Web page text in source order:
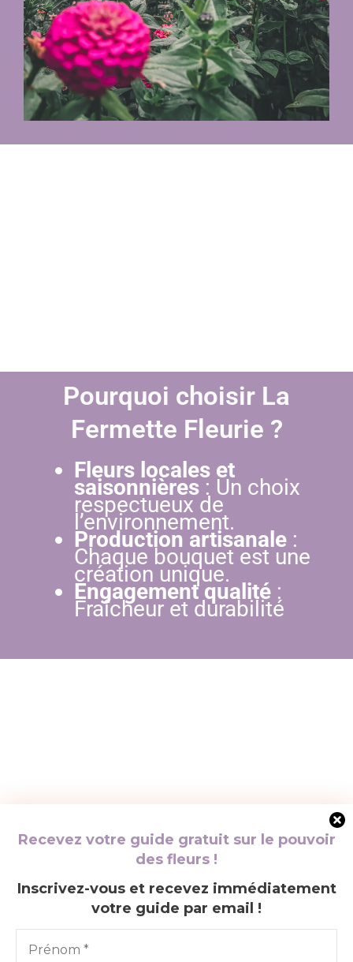
Pourquoi choisir La
Fermette Fleurie ?
Fleurs locales et
saisonnières : Un choix
respectueux de
l’environnement.
Production artisanale :
Chaque bouquet est une
création unique.
Engagement qualité :
Fraîcheur et durabilité
Que ce soit pour égayer votre
quotidien ou célébrer un moment
pour apporter une touche de
poésie et de couleurs dans votre
vie.
Recevez votre guide gratuit sur le pouvoir
des fleurs !
Inscrivez-vous et recevez immédiatement
votre guide par email !